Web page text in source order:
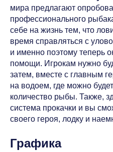
мира предлагают
профессионального
себе на жизнь тем, что
время справляться с
и именно поэтому теперь
помощи. Игрокам нужно
затем, вместе с главным
на водоем, где можно
количество рыбы. Также,
система прокачки и вы
своего героя, лодку и
Графика